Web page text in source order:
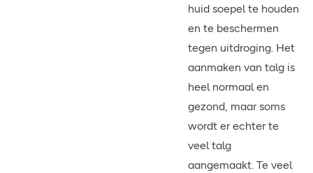
huid soepel te houden
en te beschermen
tegen uitdroging. Het
aanmaken van talg is
heel normaal en
gezond, maar soms
wordt er echter te
veel talg
aangemaakt. Te veel